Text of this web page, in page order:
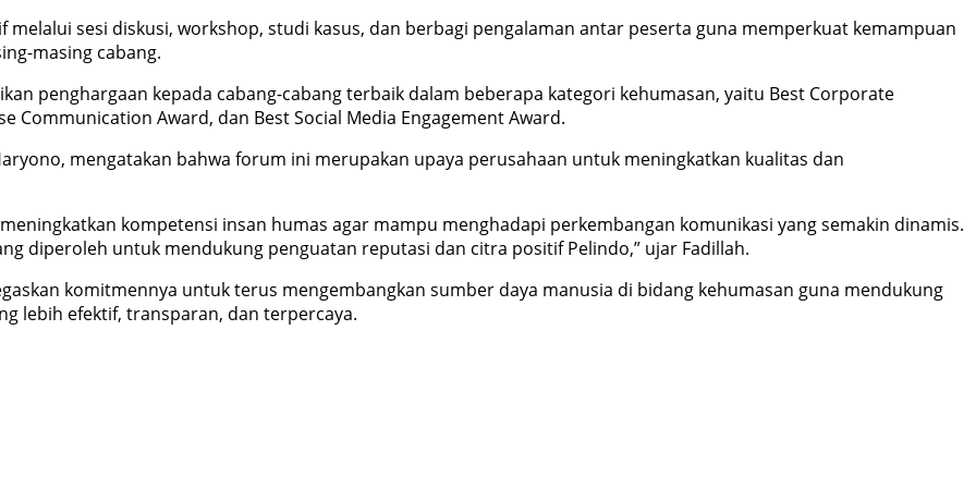
sesi diskusi, workshop, studi kasus, dan berbagi pengalaman antar peserta guna memperkuat kemampuan
masing cabang.
penghargaan kepada cabang-cabang terbaik dalam beberapa kategori kehumasan, yaitu Best Corporate
Communication Award, dan Best Social Media Engagement Award.
mengatakan bahwa forum ini merupakan upaya perusahaan untuk meningkatkan kualitas dan
kompetensi insan humas agar mampu menghadapi perkembangan komunikasi yang semakin dinamis.
diperoleh untuk mendukung penguatan reputasi dan citra positif Pelindo,” ujar Fadillah.
komitmennya untuk terus mengembangkan sumber daya manusia di bidang kehumasan guna mendukung
lebih efektif, transparan, dan terpercaya.